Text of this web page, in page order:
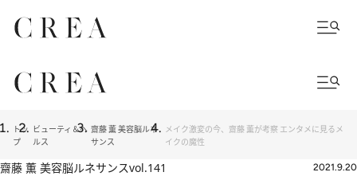
トッ
プ
ビューティ＆ヘ
ルス
齋藤 薫 美容脳ルネ
サンス
メイク激変の今、齋藤 薫が考察 エンタメに見るメ
イクの魔性
齋藤 薫 美容脳ルネサンスvol.141 2021.9.20